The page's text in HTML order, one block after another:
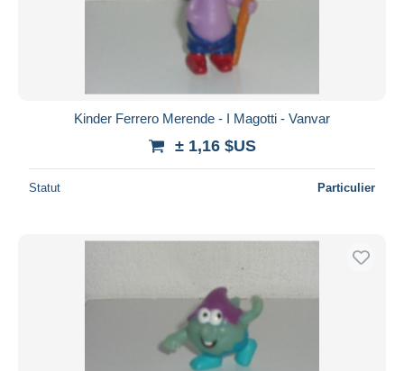
Kinder Ferrero Merende - I Magotti - Vanvar
± 1,16 $US
Statut Particulier